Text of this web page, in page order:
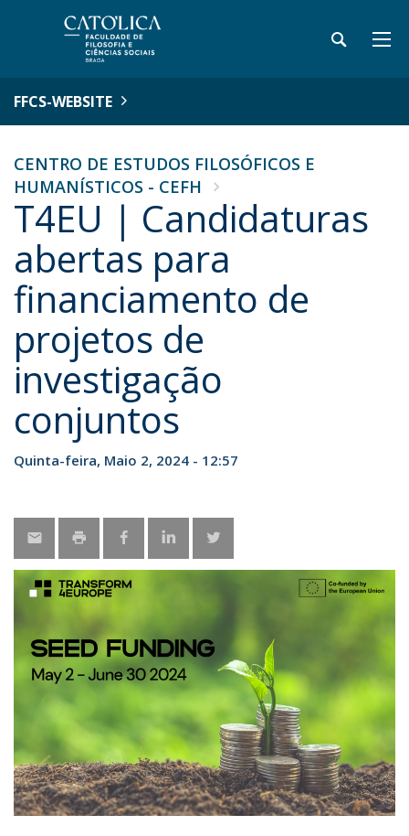
FFCS-WEBSITE
CENTRO DE ESTUDOS FILOSÓFICOS E
HUMANÍSTICOS - CEFH
T4EU | Candidaturas
abertas para
financiamento de
projetos de
investigação
conjuntos
Quinta-feira, Maio 2, 2024 - 12:57